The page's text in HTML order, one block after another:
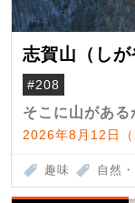
志賀山（し
#208
そこに山がある
2026年8月12日
趣味 自然